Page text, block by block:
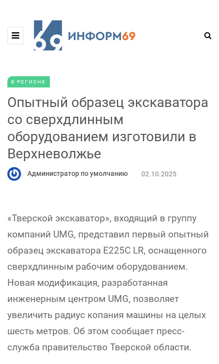
В РЕГИОНЕ
Опытный образец экскаватора
со сверхдлинным
оборудованием изготовили в
Верхневолжье
Администратор по умолчанию 02.10.2025
«Тверской экскаватор», входящий в группу
компаний UMG, представил первый опытный
образец экскаватора E225C LR, оснащенного
сверхдлинным рабочим оборудованием.
Новая модификация, разработанная
инженерным центром UMG, позволяет
увеличить радиус копания машины на целых
шесть метров. Об этом сообщает пресс-
служба правительство Тверской области.